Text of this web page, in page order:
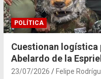
POLÍTICA
Cuestionan logística
Abelardo de la
23/07/2026 Felipe